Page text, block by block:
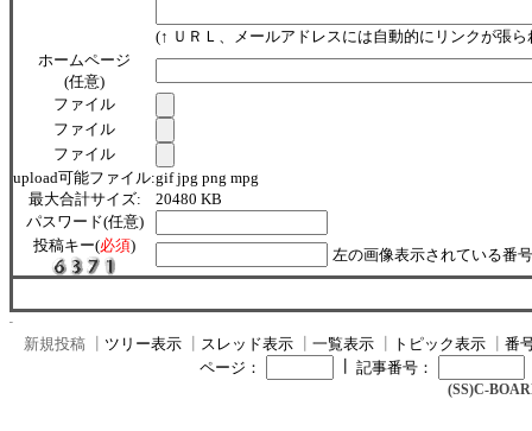
(↑ ＵＲＬ、メールアドレスには自動的にリンクが張ら
ホームページ
(任意)
ファイル
ファイル
ファイル
upload可能ファイル:gif jpg png mpg
最大合計サイズ:
20480 KB
パスワード(任意)
投稿キー(必須)
左の画像表示されている番
新規投稿 ツリー表示 スレッド表示 一覧表示 トピック表示
番
ページ：
記事番号：
(SS)C-